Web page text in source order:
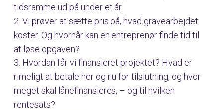
tidsramme ud på under et år.
2. Vi prøver at sætte pris på, hvad gravearbejdet
koster. Og hvornår kan en entreprenør finde tid til
at løse opgaven?
3. Hvordan får vi finansieret projektet? Hvad er
rimeligt at betale her og nu for tilslutning, og hvor
meget skal lånefinansieres, – og til hvilken
rentesats?